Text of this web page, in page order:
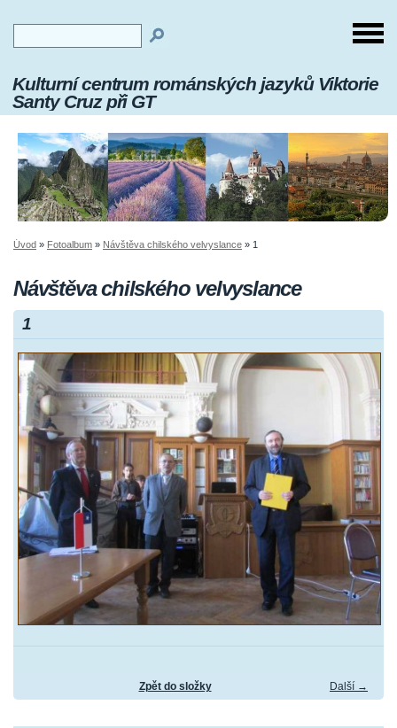
Kulturní centrum románských jazyků Viktorie
Santy Cruz při GT
Úvod » Fotoalbum » Návštěva chilského velvyslance » 1
Návštěva chilského velvyslance
1
Další →
Zpět do složky